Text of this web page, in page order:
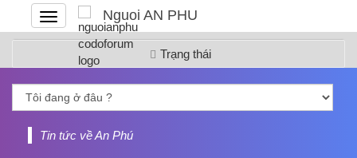
Đóng
hoặc
menu
Nguoi AN PHU
Trạng thái
Tin tức về An Phú